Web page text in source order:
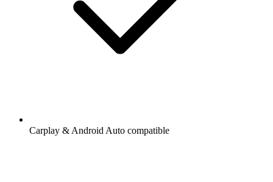
Carplay & Android Auto compatible